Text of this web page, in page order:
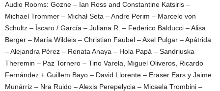
Audio Rooms: Gozne – Ian Ross and Constantine Katsiris –
Michael Trommer – Michał Seta – Andre Perim – Marcelo von
Schultz – Ìscaro / García – Juliana R. – Federico Balducci – Alisa
Berger – María Wildeis – Christian Faubel – Axel Pulgar – Apátrida
– Alejandra Pérez – Renata Anaya – Hola Papá – Sandriuska
Theremin – Paz Tornero – Tino Varela, Miguel Oliveros, Ricardo
Fernández + Guillem Bayo – David Llorente – Eraser Ears y Jaime
Munárriz – Nra Ruido – Alexis Perepelycia – Micaela Trombini –